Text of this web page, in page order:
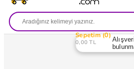
Sepetim 0
0,00 TL